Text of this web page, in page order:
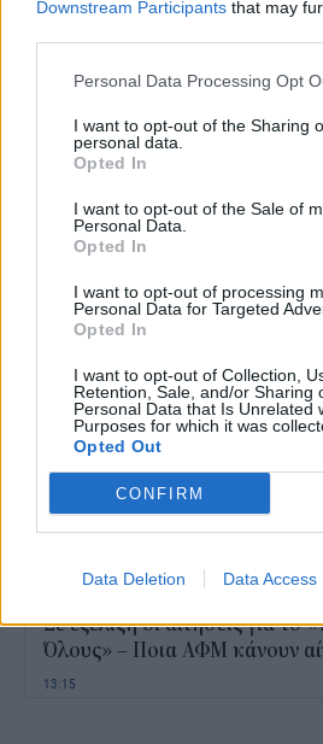
Downstream Participants that may
Personal Data Processing Opt
I want to opt-out of the Sharing
personal data.
Opted In
I want to opt-out of the Sale of
Personal Data.
Opted In
I want to opt-out of processing
Personal Data for Targeted
Opted In
I want to opt-out of Collection,
Retention, Sale, and/or Sharing
Personal Data that Is Unrelated
Purposes for which it was
Opted Out
CONFIRM
Data Deletion Data Access
Power bank στο αεροπλάνο:
Επίδομα παιδιού Α21: Πότε
08:00
εσένα
15:33
Humanity Greece: 24ωρη
μέτωπα - Πώς μπορείτε να
14:55
Ηχηρό καμπανάκι κινδύνου
τιμές των τροφίμων
Σε εξέλιξη οι αιτήσεις για το
Όλους» – Ποια ΑΦΜ κάνουν
13:15